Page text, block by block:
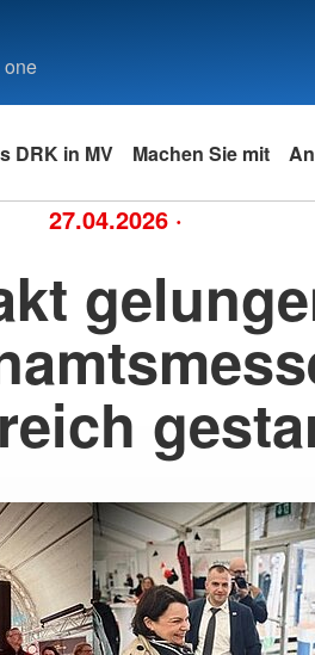
one
DRK in MV Machen Sie mit
27.04.2026 ·